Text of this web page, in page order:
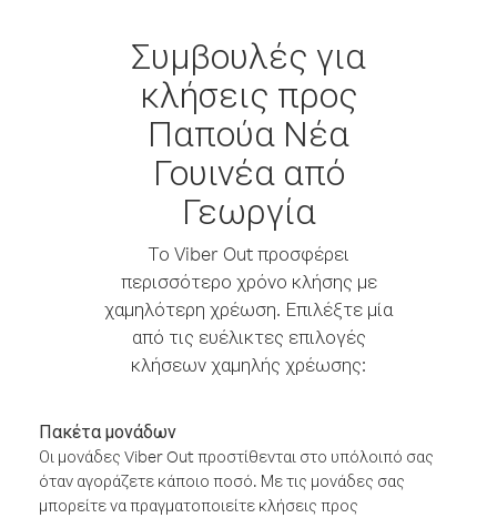
Συμβουλές για
κλήσεις προς
Παπούα Νέα
Γουινέα από
Γεωργία
Το Viber Out προσφέρει
περισσότερο χρόνο κλήσης με
χαμηλότερη χρέωση. Επιλέξτε μία
από τις ευέλικτες επιλογές
κλήσεων χαμηλής χρέωσης:
Πακέτα μονάδων
Οι μονάδες Viber Out προστίθενται στο υπόλοιπό σας
όταν αγοράζετε κάποιο ποσό. Με τις μονάδες σας
μπορείτε να πραγματοποιείτε κλήσεις προς